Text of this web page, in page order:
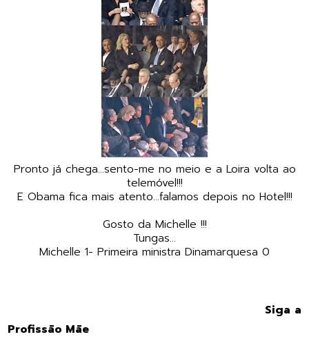
Pronto já chega...sento-me no meio e a Loira volta ao
telemóvel!!!
E Obama fica mais atento...falamos depois no Hotel!!!
Gosto da Michelle !!!
Tungas...
Michelle 1- Primeira ministra Dinamarquesa 0
Siga a
Profissão Mãe